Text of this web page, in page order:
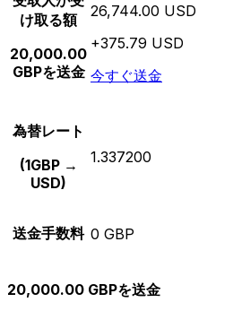
け取る額
20,000.00
GBPを送金
26,744.00 USD
+375.79 USD
今すぐ送金
為替レート
(1GBP →
USD)
1.337200
送金手数料 0 GBP
20,000.00 GBPを送金